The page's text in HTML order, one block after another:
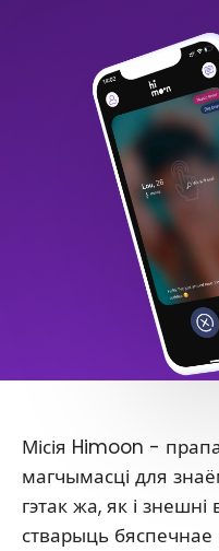
Місія Himoon -
магчымасці для
гэтак жа, як і
стварыць